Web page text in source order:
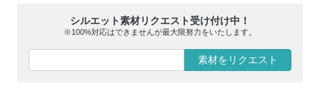
シルエット素材リクエスト受け付け中！
※100%対応はできませんが最大限努力をいたします。
素材をリクエスト